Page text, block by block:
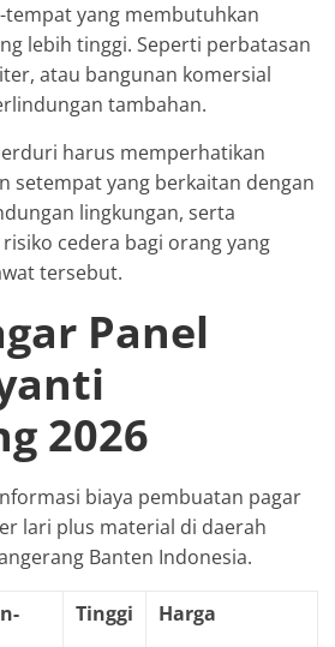
yang membutuhkan
lebih tinggi. Seperti perbatasan
atau bangunan komersial
tambahan.
harus memperhatikan
setempat yang berkaitan dengan
lingkungan, serta
cedera bagi orang yang
tersebut.
Panel
2026
biaya pembuatan pagar
lari plus material di daerah
Banten Indonesia.
Tinggi Harga